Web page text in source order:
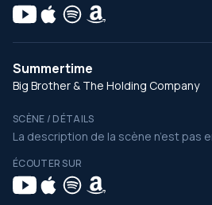
Summertime
Big Brother & The Holding Company
SCÈNE / DÉTAILS
La description de la scène n’est pas
ÉCOUTER SUR